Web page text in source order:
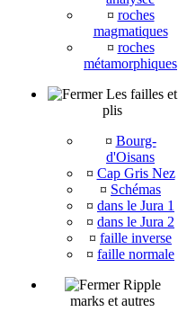
¤ roches
magmatiques
¤ roches
métamorphiques
Les failles et
plis
¤ Bourg-
d'Oisans
¤ Cap Gris Nez
¤ Schémas
¤ dans le Jura 1
¤ dans le Jura 2
¤ faille inverse
¤ faille normale
Ripple
marks et autres